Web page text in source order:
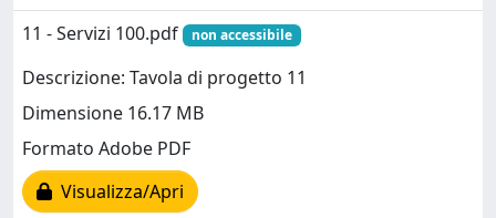
11 - Servizi 100.pdf non accessibile
Descrizione: Tavola di progetto 11
Dimensione 16.17 MB
Formato Adobe PDF
Visualizza/Apri